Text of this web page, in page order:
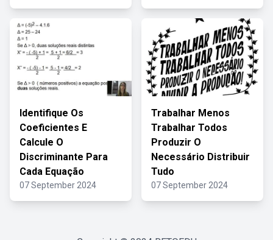
Identifique Os
Coeficientes E
Calcule O
Discriminante Para
Cada Equação
07 September 2024
Trabalhar Menos
Trabalhar Todos
Produzir O
Necessário Distribuir
Tudo
07 September 2024